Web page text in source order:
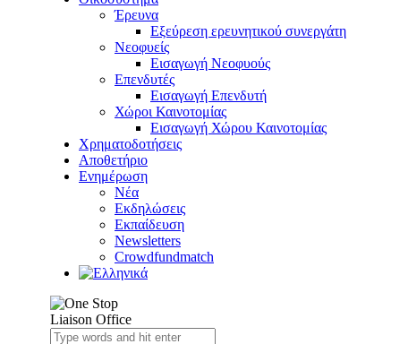
Έρευνα
Εξεύρεση ερευνητικού συνεργάτη
Νεοφυείς
Εισαγωγή Νεοφυούς
Επενδυτές
Εισαγωγή Επενδυτή
Χώροι Καινοτομίας
Εισαγωγή Χώρου Καινοτομίας
Χρηματοδοτήσεις
Αποθετήριο
Ενημέρωση
Νέα
Εκδηλώσεις
Εκπαίδευση
Newsletters
Crowdfundmatch